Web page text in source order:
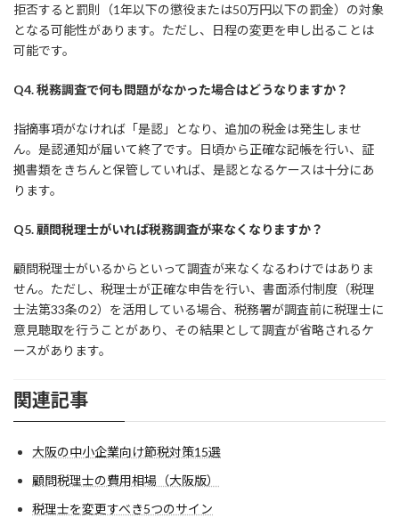
拒否すると罰則（1年以下の懲役または50万円以下の罰金）の対象
となる可能性があります。ただし、日程の変更を申し出ることは
可能です。
Q4. 税務調査で何も問題がなかった場合はどうなりますか？
指摘事項がなければ「是認」となり、追加の税金は発生しませ
ん。是認通知が届いて終了です。日頃から正確な記帳を行い、証
拠書類をきちんと保管していれば、是認となるケースは十分にあ
ります。
Q5. 顧問税理士がいれば税務調査が来なくなりますか？
顧問税理士がいるからといって調査が来なくなるわけではありま
せん。ただし、税理士が正確な申告を行い、書面添付制度（税理
士法第33条の2）を活用している場合、税務署が調査前に税理士に
意見聴取を行うことがあり、その結果として調査が省略されるケ
ースがあります。
関連記事
大阪の中小企業向け節税対策15選
顧問税理士の費用相場（大阪版）
税理士を変更すべき5つのサイン